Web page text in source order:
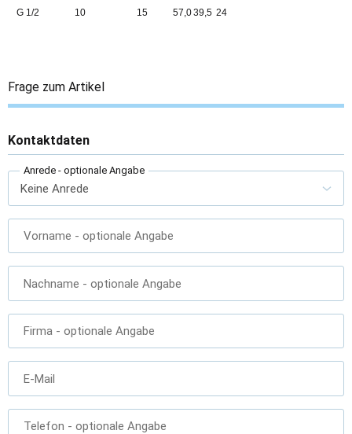
G 1/2
10 15 57,039,5 24
Frage zum Artikel
Kontaktdaten
Anrede - optionale Angabe
Vorname - optionale Angabe
Nachname - optionale Angabe
Firma - optionale Angabe
E-Mail
Telefon - optionale Angabe